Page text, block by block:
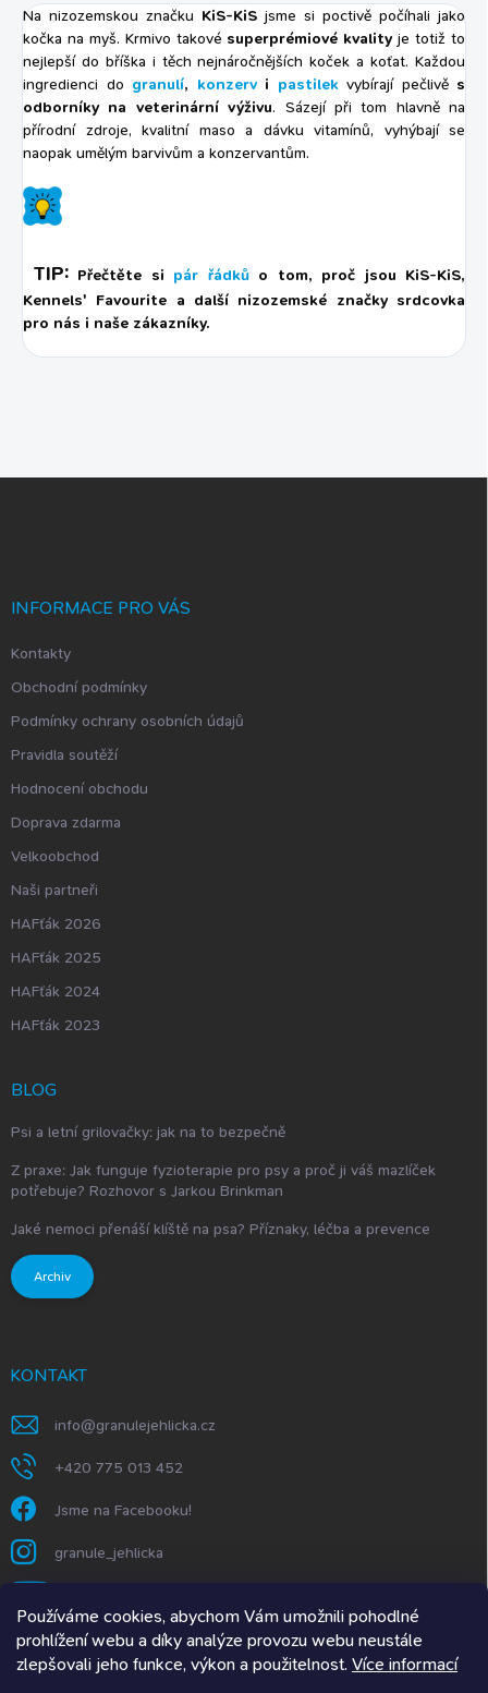
Používáme cookies, abychom Vám umožnili pohodlné
prohlížení webu a díky analýze provozu webu neustále
zlepšovali jeho funkce, výkon a použitelnost. Více informací
Na nizozemskou značku KiS-KiS jsme si poctivě počíhali jako
kočka na myš. Krmivo takové superprémiové kvality je totiž to
nejlepší do bříška i těch nejnáročnějších koček a koťat. Každou
ingredienci do granulí, konzervi pastilekvybírají pečlivě s
odborníky na veterinární výživu. Sázejí při tom hlavně na
přírodní zdroje, kvalitní maso a dávku vitamínů, vyhýbají se
naopak umělým barvivům a konzervantům.
TIP:Přečtěte si pár řádkůo tom, proč jsou KiS-KiS,
Kennels' Favourite a další nizozemské značky srdcovka
pro nás i naše zákazníky.
INFORMACE PRO VÁS
Kontakty
Obchodní podmínky
Podmínky ochrany osobních údajů
Pravidla soutěží
Hodnocení obchodu
Doprava zdarma
Velkoobchod
Naši partneři
HAFťák 2026
HAFťák 2025
HAFťák 2024
HAFťák 2023
BLOG
Psi a letní grilovačky: jak na to bezpečně
Z praxe: Jak funguje fyzioterapie pro psy a proč ji váš mazlíček
potřebuje? Rozhovor s Jarkou Brinkman
Jaké nemoci přenáší klíště na psa? Příznaky, léčba a prevence
Archiv
KONTAKT
info@granulejehlicka.cz
+420 775 013 452
Jsme na Facebooku!
granule_jehlicka
Granule Jehlička.SK